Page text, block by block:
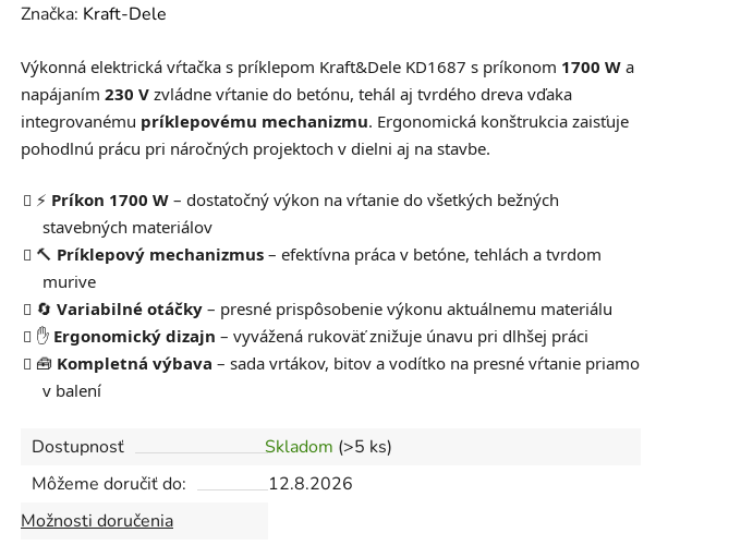
hodnotenie
je
0,0
z
5
hviezdičiek.
Značka: Kraft-Dele
Výkonná elektrická vŕtačka s príklepom Kraft&Dele KD1687 s príkonom 1700 W a
napájaním 230 V zvládne vŕtanie do betónu, tehál aj tvrdého dreva vďaka
integrovanému príklepovému mechanizmu. Ergonomická konštrukcia zaisťuje
pohodlnú prácu pri náročných projektoch v dielni aj na stavbe.
⚡ Príkon 1700 W – dostatočný výkon na vŕtanie do všetkých bežných
stavebných materiálov
🔨 Príklepový mechanizmus – efektívna práca v betóne, tehlách a tvrdom
murive
🔄 Variabilné otáčky – presné prispôsobenie výkonu aktuálnemu materiálu
✋ Ergonomický dizajn – vyvážená rukoväť znižuje únavu pri dlhšej práci
🧰 Kompletná výbava – sada vrtákov, bitov a vodítko na presné vŕtanie priamo
v balení
Dostupnosť Skladom (>5 ks)
Môžeme doručiť do:
12.8.2026
Možnosti doručenia